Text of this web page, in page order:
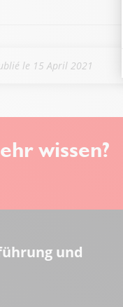
le 15 April 2021
wissen?
und